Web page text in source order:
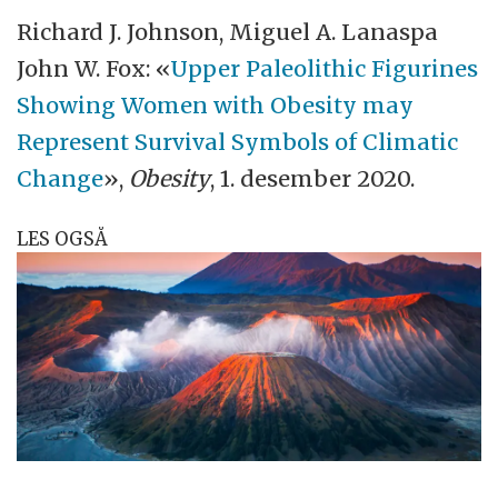
Richard J. Johnson, Miguel A. Lanaspa
John W. Fox: «Upper Paleolithic Figurines
Showing Women with Obesity may
Represent Survival Symbols of Climatic
Change», Obesity, 1. desember 2020.
LES OGSÅ